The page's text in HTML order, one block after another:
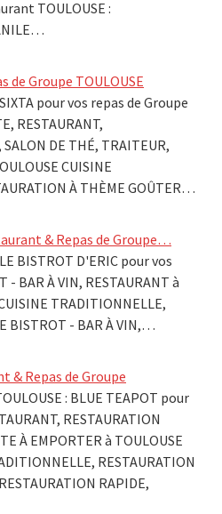
TOULOUSE :
de Groupe TOULOUSE
pour vos repas de Groupe
RESTAURANT,
DE THÉ, TRAITEUR,
CUISINE
À THÈME GOÛTER…
& Repas de Groupe…
BISTROT D'ERIC pour vos
- BAR À VIN, RESTAURANT à
TRADITIONNELLE,
BISTROT - BAR À VIN,…
& Repas de Groupe
: BLUE TEAPOT pour
RESTAURATION
À EMPORTER à TOULOUSE
RESTAURATION
RAPIDE,